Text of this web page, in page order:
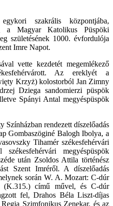
szakrális központjába,
a Magyar Katolikus Püspöki
születésének 1000. évfordulója
Imre Napot.
vette kezdetét megemlékező
Az ereklyét a
Krzyż) kolostorból Jan Zimny
Dziega sandomierzi püspök
Spányi Antal megyéspüspök
rendezett díszelőadás
Gombaszöginé Balogh Ibolya, a
Tihamér székesfehérvári
megyéspüspök
után Zsoldos Attila történész
Szent Imréről. A díszelőadás
során W. A. Mozart: C-dúr
(K.315.) című művel, és C-dúr
fel, Drahos Béla Liszt-díjas
Szimfonikus Zenekar, és az